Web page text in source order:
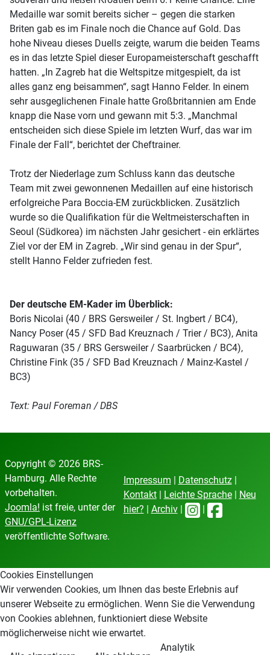
Medaille war somit bereits sicher – gegen die starken
Briten gab es im Finale noch die Chance auf Gold. Das
hohe Niveau dieses Duells zeigte, warum die beiden Teams
es in das letzte Spiel dieser Europameisterschaft geschafft
hatten. „In Zagreb hat die Weltspitze mitgespielt, da ist
alles ganz eng beisammen“, sagt Hanno Felder. In einem
sehr ausgeglichenen Finale hatte Großbritannien am Ende
knapp die Nase vorn und gewann mit 5:3. „Manchmal
entscheiden sich diese Spiele im letzten Wurf, das war im
Finale der Fall“, berichtet der Cheftrainer.
Trotz der Niederlage zum Schluss kann das deutsche
Team mit zwei gewonnenen Medaillen auf eine historisch
erfolgreiche Para Boccia-EM zurückblicken. Zusätzlich
wurde so die Qualifikation für die Weltmeisterschaften in
Seoul (Südkorea) im nächsten Jahr gesichert - ein erklärtes
Ziel vor der EM in Zagreb. „Wir sind genau in der Spur“,
stellt Hanno Felder zufrieden fest.
Der deutsche EM-Kader im Überblick:
Boris Nicolai (40 / BRS Gersweiler / St. Ingbert / BC4),
Nancy Poser (45 / SFD Bad Kreuznach / Trier / BC3), Anita
Raguwaran (35 / BRS Gersweiler / Saarbrücken / BC4),
Christine Fink (35 / SFD Bad Kreuznach / Mainz-Kastel /
BC3)
Text: Paul Foreman / DBS
Copyright © 2026 BRS-
Hamburg. Alle Rechte
vorbehalten.
Joomla! ist freie, unter der
GNU/GPL-Lizenz
veröffentlichte Software.
Impressum Datenschutz|
Kontakt| Leichte Sprache|
Neu
hier?
Archiv|
Cookies Einstellungen
Wir verwenden Cookies, um Ihnen das beste Erlebnis auf
unserer Webseite zu ermöglichen. Wenn Sie die Verwendung
von Cookies ablehnen, funktioniert diese Website
möglicherweise nicht wie erwartet.
Analytik